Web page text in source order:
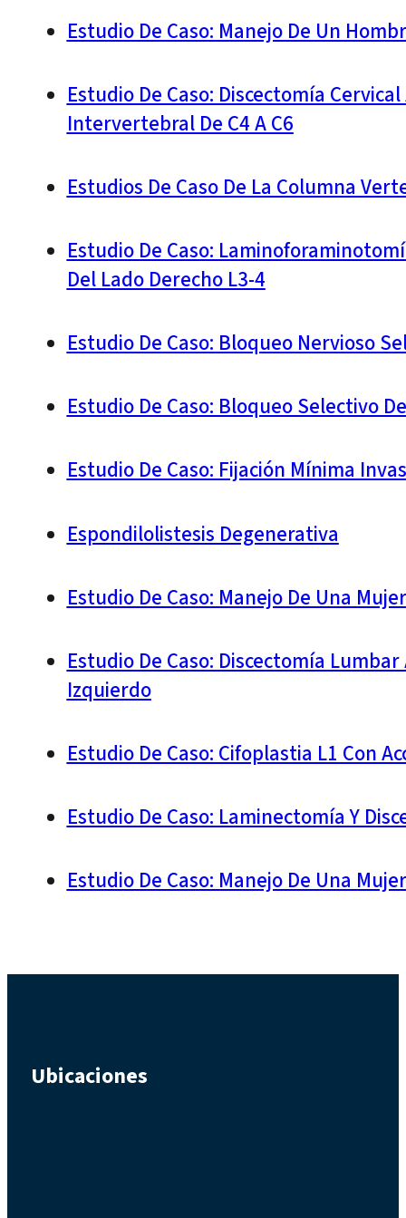
Estudio De Caso: Manejo De Un
Estudio De Caso: Discectomía
Intervertebral De C4 A C6
Estudios De Caso De La Columna
Estudio De Caso:
Del Lado Derecho L3-4
Estudio De Caso: Bloqueo Nervioso
Estudio De Caso: Bloqueo Selectivo
Estudio De Caso: Fijación Mínima
Espondilolistesis Degenerativa
Estudio De Caso: Manejo De Una
Estudio De Caso: Discectomía
Izquierdo
Estudio De Caso: Cifoplastia L1 Con
Estudio De Caso: Laminectomía Y
Estudio De Caso: Manejo De Una
Ubicaciones